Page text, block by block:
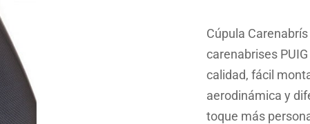
Cúpula
carenabrises
calidad, fácil
aerodinámica y
toque más